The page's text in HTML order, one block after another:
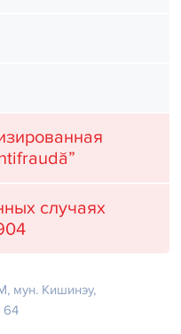
случаях
мун. Кишинэу,
64